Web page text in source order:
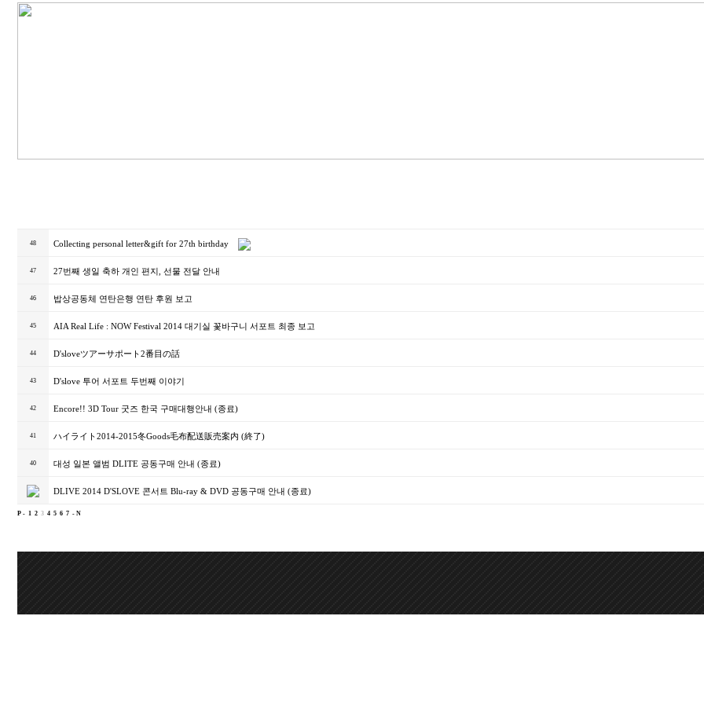
48 Collecting personal letter&gift for 27th birthday
47 27번째 생일 축하 개인 편지, 선물 전달 안내
46 밥상공동체 연탄은행 연탄 후원 보고
45 AIA Real Life : NOW Festival 2014 대기실 꽃바구니 서포트 최종 보고
44 D'sloveツアーサポート2番目の話
43 D'slove 투어 서포트 두번째 이야기
42 Encore!! 3D Tour 굿즈 한국 구매대행안내 (종료)
41 ハイライト2014-2015冬Goods毛布配送販売案内 (終了)
40 대성 일본 앨범 DLITE 공동구매 안내 (종료)
DLIVE 2014 D'SLOVE 콘서트 Blu-ray & DVD 공동구매 안내 (종료)
P - 1 2 3 4 5 6 7 - N